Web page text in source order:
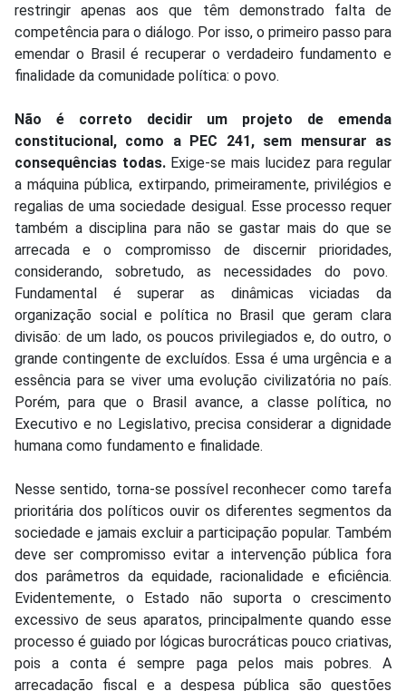
restringir apenas aos que têm demonstrado falta de
competência para o diálogo. Por isso, o primeiro passo para
emendar o Brasil é recuperar o verdadeiro fundamento e
finalidade da comunidade política: o povo.
Não é correto decidir um projeto de emenda
constitucional, como a PEC 241, sem mensurar as
consequências todas.Exige-se mais lucidez para regular
a máquina pública, extirpando, primeiramente, privilégios e
regalias de uma sociedade desigual. Esse processo requer
também a disciplina para não se gastar mais do que se
arrecada e o compromisso de discernir prioridades,
considerando, sobretudo, as necessidades do povo.
Fundamental é superar as dinâmicas viciadas da
organização social e política no Brasil que geram clara
divisão: de um lado, os poucos privilegiados e, do outro, o
grande contingente de excluídos. Essa é uma urgência e a
essência para se viver uma evolução civilizatória no país.
Porém, para que o Brasil avance, a classe política, no
Executivo e no Legislativo, precisa considerar a dignidade
humana como fundamento e finalidade.
Nesse sentido, torna-se possível reconhecer como tarefa
prioritária dos políticos ouvir os diferentes segmentos da
sociedade e jamais excluir a participação popular. Também
deve ser compromisso evitar a intervenção pública fora
dos parâmetros da equidade, racionalidade e eficiência.
Evidentemente, o Estado não suporta o crescimento
excessivo de seus aparatos, principalmente quando esse
processo é guiado por lógicas burocráticas pouco criativas,
pois a conta é sempre paga pelos mais pobres. A
arrecadação fiscal e a despesa pública são questões